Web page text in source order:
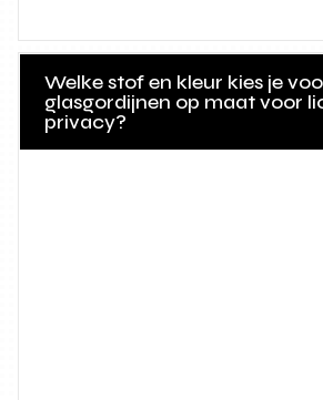
Welke stof en kleur kies je
glasgordijnen op maat voor
privacy?